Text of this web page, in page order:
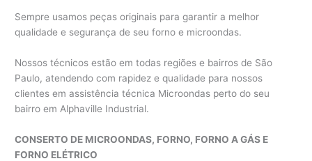
Sempre usamos peças originais para garantir a melhor
qualidade e segurança de seu forno e microondas.
Nossos técnicos estão em todas regiões e bairros de São
Paulo, atendendo com rapidez e qualidade para nossos
clientes em assistência técnica Microondas perto do seu
bairro em Alphaville Industrial.
CONSERTO DE MICROONDAS, FORNO, FORNO A GÁS E
FORNO ELÉTRICO